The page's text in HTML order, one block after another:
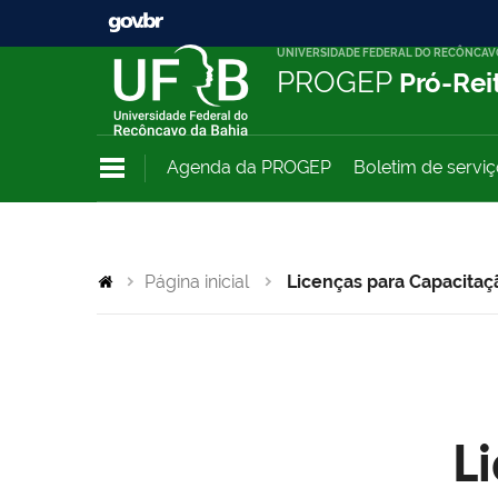
UNIVERSIDADE FEDERAL DO
PROGEP Pró-
Agenda da PROGEP Boletim de
Página inicial Licenças para